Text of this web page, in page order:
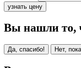
узнать цену
Вы нашли то,
Да, спасибо! Нет,